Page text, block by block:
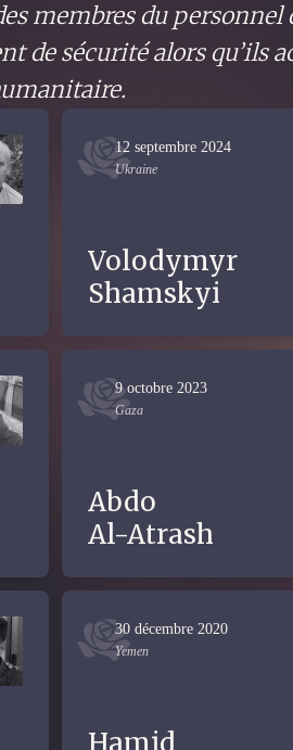
membres du
de sécurité alors qu’ils
12 septembre 2024
Ukraine
Volodymyr
Shamskyi
9 octobre 2023
Gaza
Abdo
Al-Atrash
30 décembre 2020
Yemen
Hamid